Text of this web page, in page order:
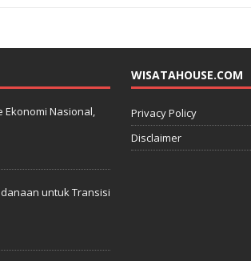
Ekonomi Nasional,
untuk Transisi
WISATAHOUSE.COM
Privacy Policy
Disclaimer